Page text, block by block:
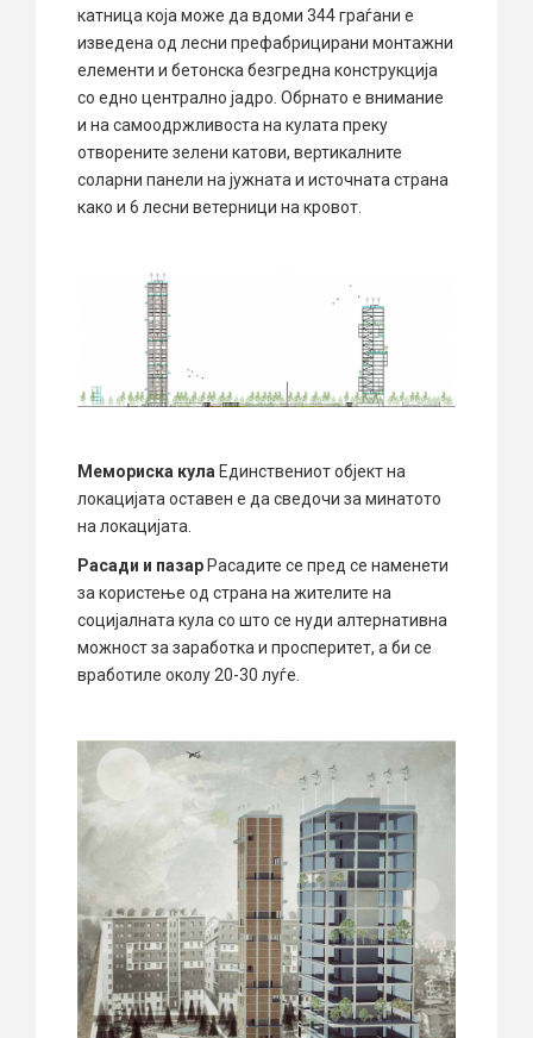
катница која може да вдоми 344 граѓани е
изведена од лесни префабрицирани монтажни
елементи и бетонска безгредна конструкција
со едно централно јадро. Обрнато е внимание
и на самоодржливоста на кулата преку
отворените зелени катови, вертикалните
соларни панели на јужната и источната страна
како и 6 лесни ветерници на кровот.
Мемориска кула Единствениот објект на
локацијата оставен е да сведочи за минатото
на локацијата.
Расади и пазар Расадите се пред се наменети
за користење од страна на жителите на
социјалната кула со што се нуди алтернативна
можност за заработка и просперитет, а би се
вработиле околу 20-30 луѓе.